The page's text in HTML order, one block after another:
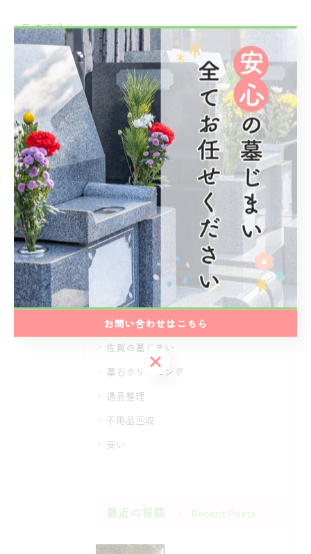
#長崎清掃サービス
#長崎不用品回収
#長崎空き家整理
#長崎不要品買い取り可能
#長崎清掃業者
< 前のページ 一覧に戻る 次のページ >
カテゴリー Categories
全てのカテゴリー
佐賀の墓じまい
墓石クリーニング
遺品整理
不用品回収
安い
最近の投稿 Recent Posts
お問い合わせはこちら
お問い合わせはこちら